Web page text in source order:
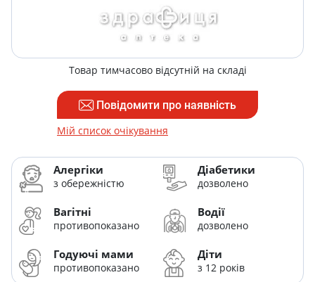
Товар тимчасово відсутній на складі
Повідомити про наявність
Мій список очікування
Алергіки
з обережністю
Діабетики
дозволено
Вагітні
противопоказано
Водії
дозволено
Годуючі мами
противопоказано
Діти
з 12 років